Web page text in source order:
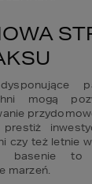
mogą
czy też letnie
basenie to
marzeń.